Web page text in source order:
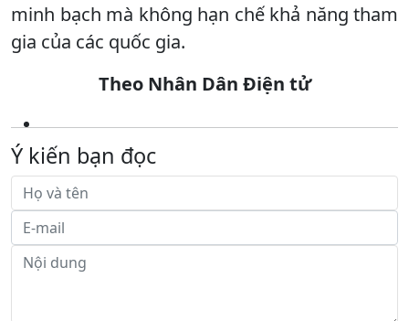
minh bạch mà không hạn chế khả năng tham
gia của các quốc gia.
Theo Nhân Dân Điện tử
Ý kiến bạn đọc